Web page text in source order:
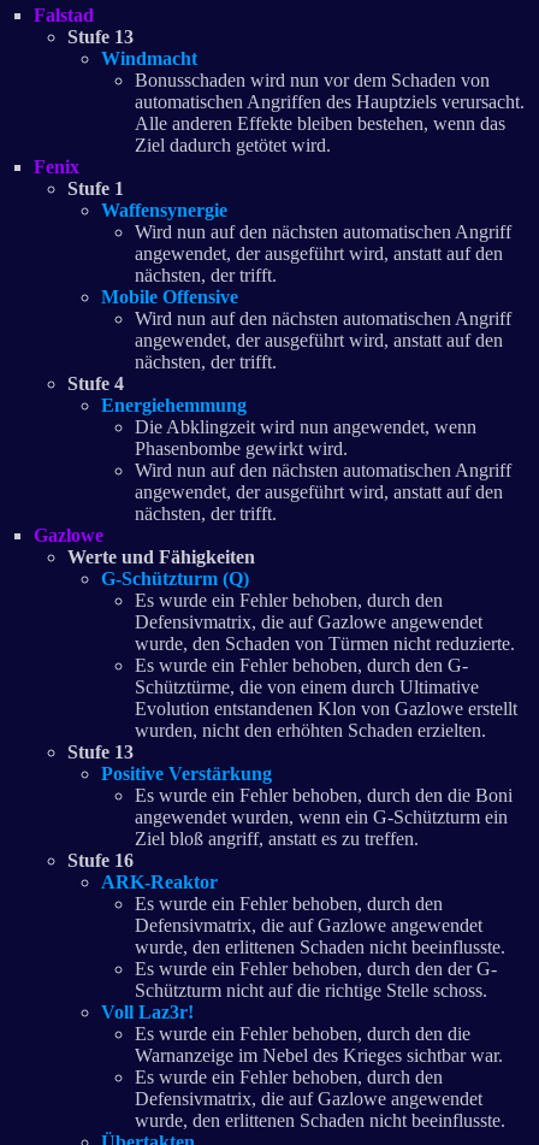
Falstad
Stufe 13
Windmacht
Bonusschaden wird nun vor dem Schaden von
automatischen Angriffen des Hauptziels verursacht.
Alle anderen Effekte bleiben bestehen, wenn das
Ziel dadurch getötet wird.
Fenix
Stufe 1
Waffensynergie
Wird nun auf den nächsten automatischen Angriff
angewendet, der ausgeführt wird, anstatt auf den
nächsten, der trifft.
Mobile Offensive
Wird nun auf den nächsten automatischen Angriff
angewendet, der ausgeführt wird, anstatt auf den
nächsten, der trifft.
Stufe 4
Energiehemmung
Die Abklingzeit wird nun angewendet, wenn
Phasenbombe gewirkt wird.
Wird nun auf den nächsten automatischen Angriff
angewendet, der ausgeführt wird, anstatt auf den
nächsten, der trifft.
Gazlowe
Werte und Fähigkeiten
G-Schützturm (Q)
Es wurde ein Fehler behoben, durch den
Defensivmatrix, die auf Gazlowe angewendet
wurde, den Schaden von Türmen nicht reduzierte.
Es wurde ein Fehler behoben, durch den G-
Schütztürme, die von einem durch Ultimative
Evolution entstandenen Klon von Gazlowe erstellt
wurden, nicht den erhöhten Schaden erzielten.
Stufe 13
Positive Verstärkung
Es wurde ein Fehler behoben, durch den die Boni
angewendet wurden, wenn ein G-Schützturm ein
Ziel bloß angriff, anstatt es zu treffen.
Stufe 16
ARK-Reaktor
Es wurde ein Fehler behoben, durch den
Defensivmatrix, die auf Gazlowe angewendet
wurde, den erlittenen Schaden nicht beeinflusste.
Es wurde ein Fehler behoben, durch den der G-
Schützturm nicht auf die richtige Stelle schoss.
Voll Laz3r!
Es wurde ein Fehler behoben, durch den die
Warnanzeige im Nebel des Krieges sichtbar war.
Es wurde ein Fehler behoben, durch den
Defensivmatrix, die auf Gazlowe angewendet
wurde, den erlittenen Schaden nicht beeinflusste.